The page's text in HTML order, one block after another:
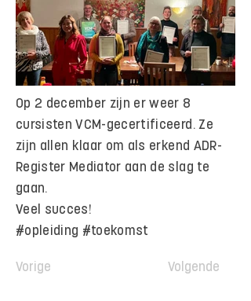
Op 2 december zijn er weer 8
cursisten VCM-gecertificeerd. Ze
zijn allen klaar om als erkend ADR-
Register Mediator aan de slag te
gaan.
Veel succes!
#opleiding #toekomst
Vorige Volgende